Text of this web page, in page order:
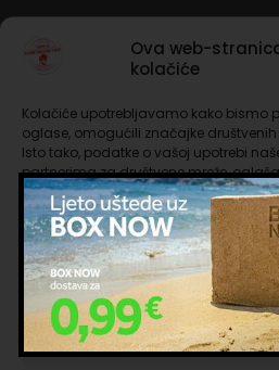
Ova web-
kolačiće
Kolačiće upotrebljavamo kako bismo
oglase, omogućili značajke
Isto tako, podatke o vašoj upotrebi
partnerima za društvene mreže,
mogu kombinirati s drugim podacima
prikupili dok ste upotrebljavali njihove
korištenja naših internetskih stranica
kolačića.
Upravljanje uslugama
Prihvaćam
Ooops...